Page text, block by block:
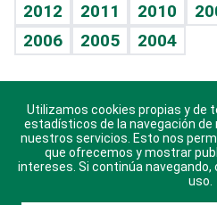
Celebrando la vida
Sin complejos
En pocas palabras
Escuchando al corazón
Economía Personal
2012
2011 2010
2006
2005 2004
Descarga nuestras
sistema
Utilizamos cookies propias y de
estadísticos de la navegación
nuestros servicios. Esto nos
que ofrecemos y mostrar
intereses. Si continúa
uso.